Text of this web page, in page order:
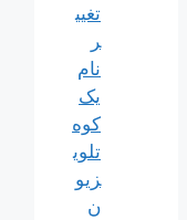
تغیی
ر
نام
یک
کوه
تلوی
زیو
ن